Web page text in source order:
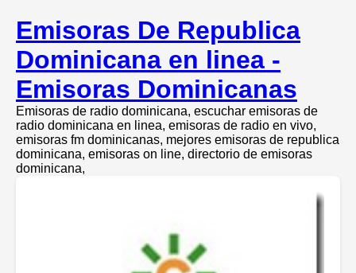
Emisoras De Republica
Dominicana en linea -
Emisoras Dominicanas
Emisoras de radio dominicana, escuchar emisoras de
radio dominicana en linea, emisoras de radio en vivo,
emisoras fm dominicanas, mejores emisoras de republica
dominicana, emisoras on line, directorio de emisoras
dominicana,